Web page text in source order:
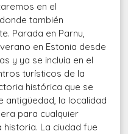
en el
también
Parada en Parnu,
en Estonia desde
y ya se incluía en el
turísticos de la
histórica que se
antigüedad, la localidad
para cualquier
La ciudad fue